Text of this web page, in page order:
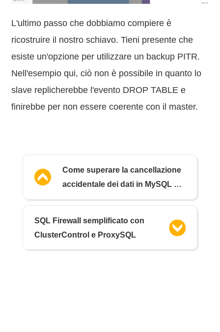
L'ultimo passo che dobbiamo compiere è
ricostruire il nostro schiavo. Tieni presente che
esiste un'opzione per utilizzare un backup PITR.
Nell'esempio qui, ciò non è possibile in quanto lo
slave replicherebbe l'evento DROP TABLE e
finirebbe per non essere coerente con il master.
Come superare la cancellazione
accidentale dei dati in MySQL e
MariaDB
SQL Firewall semplificato con
ClusterControl e ProxySQL